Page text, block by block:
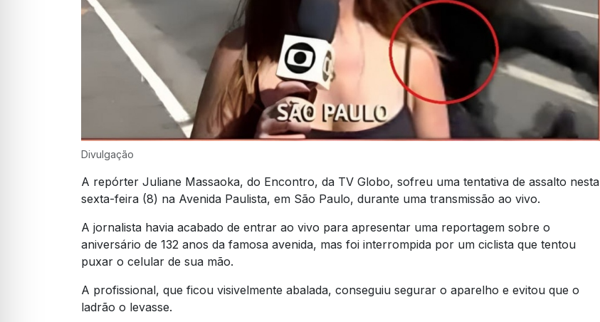
Divulgação
A repórter Juliane Massaoka, do Encontro, da TV Globo, sofreu uma tentativa de assalto nesta
sexta-feira (8) na Avenida Paulista, em São Paulo, durante uma transmissão ao vivo.
A jornalista havia acabado de entrar ao vivo para apresentar uma reportagem sobre o
aniversário de 132 anos da famosa avenida, mas foi interrompida por um ciclista que tentou
puxar o celular de sua mão.
A profissional, que ficou visivelmente abalada, conseguiu segurar o aparelho e evitou que o
ladrão o levasse.